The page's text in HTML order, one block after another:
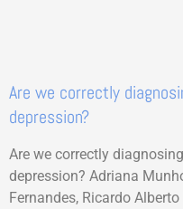
Are we correctly
depression?
Are we correctly
depression? Adriana
Fernandes, Ricardo